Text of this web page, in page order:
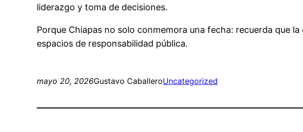
liderazgo y toma de decisiones.
Porque Chiapas no solo conmemora una fecha: recuerda que
espacios de responsabilidad pública.
mayo 20, 2026Gustavo CaballeroUncategorized